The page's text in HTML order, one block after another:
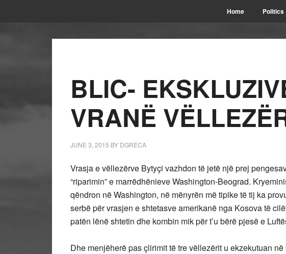
Home Politics
BLIC-
VRANË
JUNE 3, 2015 BY DGRECA
Vrasja e vëllezërve Bytyçi vazhdon të jetë një prej
“riparimin” e marrëdhënieve Washington-Beograd.
qëndron në Washington, në mënyrën më tipike të tij ka
serbë për vrasjen e shtetasve amerikanë nga Kosova të
patën lënë shtetin dhe kombin mik për t’u bërë pjesë e
Dhe menjëherë pas çlirimit të tre vëllezërit u ekzekutuan